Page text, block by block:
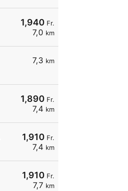
1,940 Fr.
7,0 km
7,3 km
1,890 Fr.
7,4 km
1,910 Fr.
7,4 km
1,910 Fr.
7,7 km